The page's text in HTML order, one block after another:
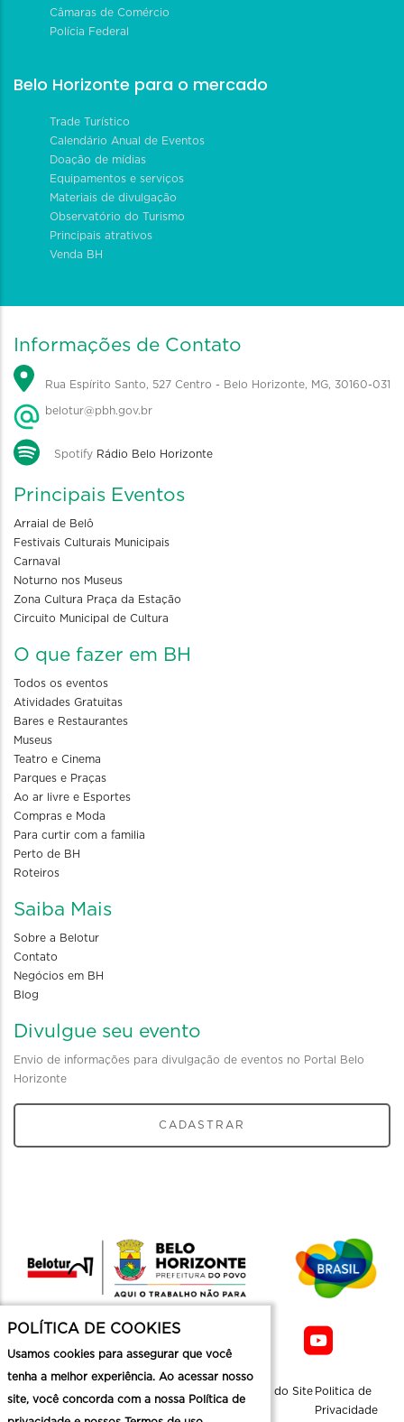
Câmaras de Comércio
Polícia Federal
Belo Horizonte para o mercado
Trade Turístico
Calendário Anual de Eventos
Doação de mídias
Equipamentos e serviços
Materiais de divulgação
Observatório do Turismo
Principais atrativos
Venda BH
Informações de Contato
Rua Espírito Santo, 527 Centro - Belo Horizonte, MG, 30160-031
belotur@pbh.gov.br
Spotify Rádio Belo Horizonte
Principais Eventos
Arraial de Belô
Festivais Culturais Municipais
Carnaval
Noturno nos Museus
Zona Cultura Praça da Estação
Circuito Municipal de Cultura
O que fazer em BH
Todos os eventos
Atividades Gratuitas
Bares e Restaurantes
Museus
Teatro e Cinema
Parques e Praças
Ao ar livre e Esportes
Compras e Moda
Para curtir com a familia
Perto de BH
Roteiros
Saiba Mais
Sobre a Belotur
Contato
Negócios em BH
Blog
Divulgue seu evento
Envio de informações para divulgação de eventos no Portal Belo
Horizonte
CADASTRAR
Mapa do Site Politica de
Privacidade
POLÍTICA DE COOKIES
Usamos cookies para assegurar que você
tenha a melhor experiência. Ao acessar nosso
site, você concorda com a nossa Política de